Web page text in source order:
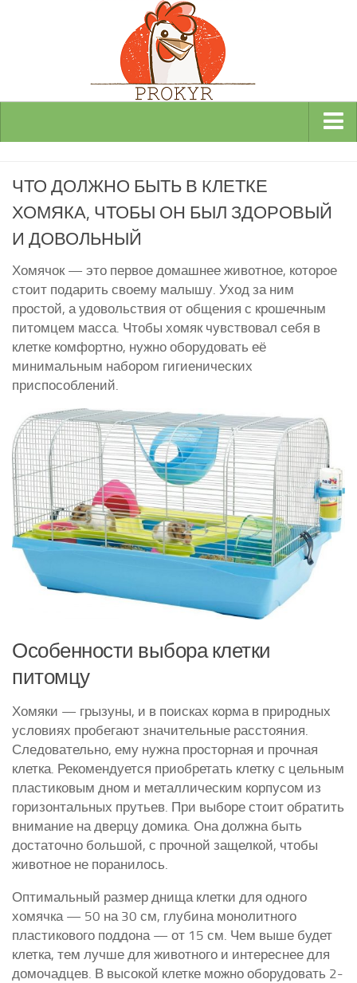
Декоративные
Мясные
Инкубаторы
Здоровье кур
Разведение и содержание кур
Полезное о курах
Другие птицы
Гуси
Индюки
Перепела
Утки
ЧТО ДОЛЖНО БЫТЬ В КЛЕТКЕ
ХОМЯКА, ЧТОБЫ ОН БЫЛ ЗДОРОВЫЙ
И ДОВОЛЬНЫЙ
Хомячок — это первое домашнее животное, которое
стоит подарить своему малышу. Уход за ним
простой, а удовольствия от общения с крошечным
питомцем масса. Чтобы хомяк чувствовал себя в
клетке комфортно, нужно оборудовать её
минимальным набором гигиенических
приспособлений.
Особенности выбора клетки
питомцу
Хомяки — грызуны, и в поисках корма в природных
условиях пробегают значительные расстояния.
Следовательно, ему нужна просторная и прочная
клетка. Рекомендуется приобретать клетку с цельным
пластиковым дном и металлическим корпусом из
горизонтальных прутьев. При выборе стоит обратить
внимание на дверцу домика. Она должна быть
достаточно большой, с прочной защелкой, чтобы
животное не поранилось.
Оптимальный размер днища клетки для одного
хомячка — 50 на 30 см, глубина монолитного
пластикового поддона — от 15 см. Чем выше будет
клетка, тем лучше для животного и интереснее для
домочадцев. В высокой клетке можно оборудовать 2-